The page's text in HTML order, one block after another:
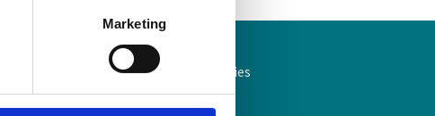
Marketing
Política de Privacidad
Política de cookies